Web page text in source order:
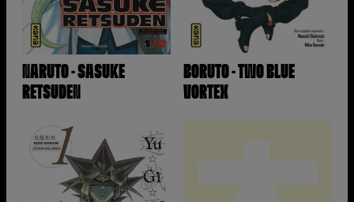
NARUTO - SASUKE
RETSUDEN
BORUTO - TWO BLUE
VORTEX